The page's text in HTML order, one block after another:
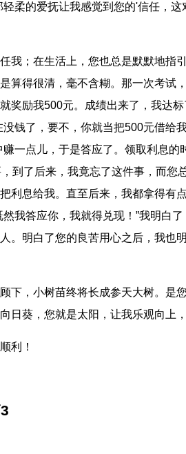
柔的爱抚让我感觉到您的'信任，
；在生活上，您也总是默默地指
算得很清，毫不含糊。那一次考试
奖励我500元。成绩出来了，我达
钱了，要不，你就当把500元借给
一点儿，于是答应了。领取利息的
到了后来，我竟忘了这件事，而您
利息给我。直至后来，我都拿得有
我答应你，我就得兑现！”我明白
明白了您的良苦用心之后，我也明
，小树苗终将长成参天大树。是您
日葵，您就是太阳，让我乐观向上
利！